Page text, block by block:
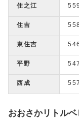
住之江
住吉
東住吉
平野
西成
おおさかリトル